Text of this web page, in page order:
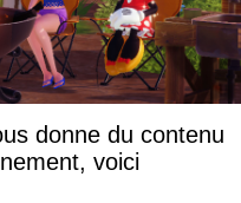
donne du contenu
voici